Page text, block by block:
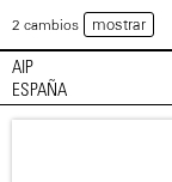
2 cambios mostrar
AIP
ESPAÑA